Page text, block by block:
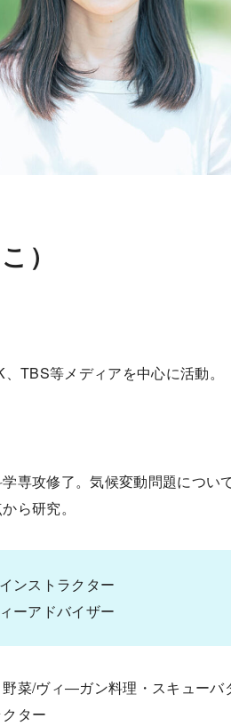
）
TBS等メディアを中心に活動。
専攻修了。気候変動問題につい
ら研究。
ンストラクター
ーアドバイザー
野菜/ヴィ―ガン料理・スキューバ
ター